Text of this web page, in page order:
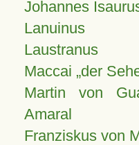
Johannes
Lanuinus
Laustranus
Maccai „der
Martin von
Amaral
Franziskus von